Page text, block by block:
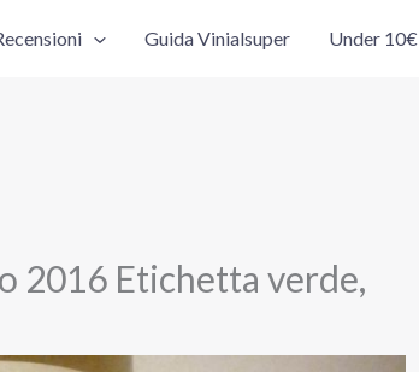
Guida Vinialsuper Under 10€
2016 Etichetta verde,